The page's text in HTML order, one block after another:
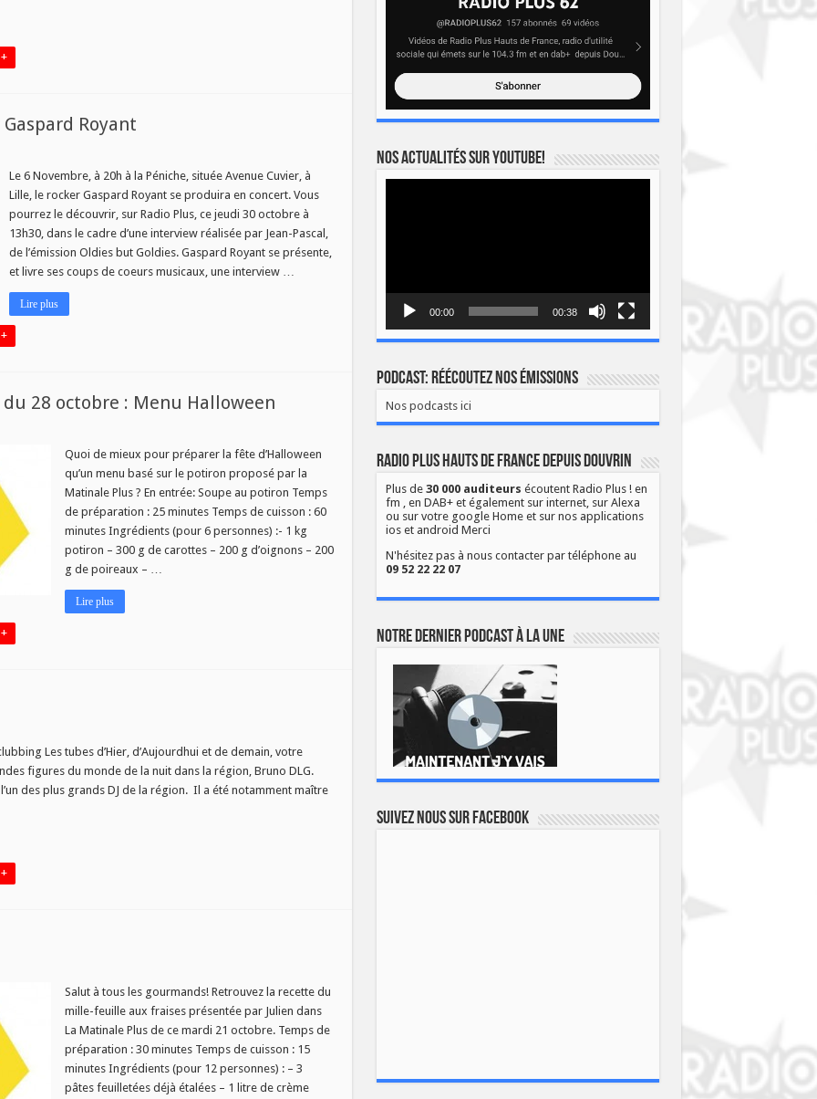
Royant
Le 6 Novembre, à 20h à la Péniche, située Avenue Cuvier, à
Lille, le rocker Gaspard Royant se produira en concert. Vous
pourrez le découvrir, sur Radio Plus, ce jeudi 30 octobre à
13h30, dans le cadre d’une interview réalisée par Jean-Pascal,
de l’émission Oldies but Goldies. Gaspard Royant se présente,
et livre ses coups de coeurs musicaux, une interview …
Lire plus
28 octobre : Menu Halloween
Quoi de mieux pour préparer la fête d’Halloween
qu’un menu basé sur le potiron proposé par la
Matinale Plus ? En entrée: Soupe au potiron Temps
de préparation : 25 minutes Temps de cuisson : 60
minutes Ingrédients (pour 6 personnes) :- 1 kg
potiron – 300 g de carottes – 200 g d’oignons – 200
g de poireaux – …
Lire plus
Les tubes d’Hier, d’Aujourdhui et de demain, votre
figures du monde de la nuit dans la région, Bruno DLG.
des plus grands DJ de la région. Il a été notamment maître
Salut à tous les gourmands! Retrouvez la recette du
mille-feuille aux fraises présentée par Julien dans
La Matinale Plus de ce mardi 21 octobre. Temps de
préparation : 30 minutes Temps de cuisson : 15
minutes Ingrédients (pour 12 personnes) : – 3
pâtes feuilletées déjà étalées – 1 litre de crème
Nos actualités sur YOUTUBE!
00:00 00:38
Podcast: Réécoutez nos émissions
Nos podcasts ici
Radio Plus Hauts de France depuis Douvrin
Plus de 30 000 auditeurs écoutent Radio Plus ! en
fm , en DAB+ et également sur internet, sur Alexa
ou sur votre google Home et sur nos applications
ios et android Merci
N'hésitez pas à nous contacter par téléphone au
09 52 22 22 07
Notre dernier podcast à la une
Suivez nous sur Facebook